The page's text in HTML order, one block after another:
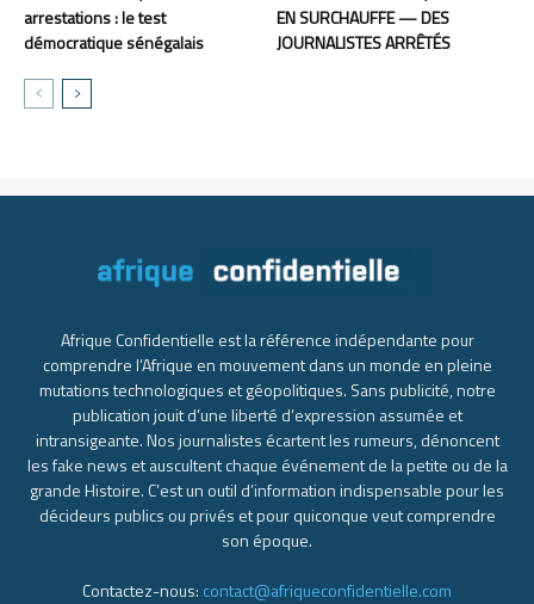
arrestations : le test
démocratique sénégalais
EN SURCHAUFFE — DES
JOURNALISTES ARRÊTÉS
Afrique Confidentielle est la référence indépendante pour
comprendre l’Afrique en mouvement dans un monde en pleine
mutations technologiques et géopolitiques. Sans publicité, notre
publication jouit d’une liberté d’expression assumée et
intransigeante. Nos journalistes écartent les rumeurs, dénoncent
les fake news et auscultent chaque événement de la petite ou de la
grande Histoire. C’est un outil d’information indispensable pour les
décideurs publics ou privés et pour quiconque veut comprendre
son époque.
Contactez-nous: contact@afriqueconfidentielle.com